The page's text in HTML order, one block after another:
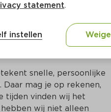
seizoen, liefst
de ruimte om
landelijke merk een
snelle, persoonlijke
mag je op rekenen,
tijden vinden wij het
wij niet alleen
statement.
instellen